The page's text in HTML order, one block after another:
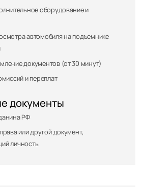
оборудование и
автомобиля на подъемнике
документов (от 30 минут)
и переплат
документы
РФ
или другой документ,
личность